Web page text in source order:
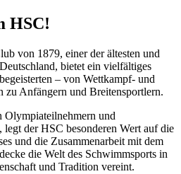
HSC!
von 1879, einer der ältesten und
bietet ein vielfältiges
– von Wettkampf- und
zu Anfängern und Breitensportlern.
Olympiateilnehmern und
der HSC besonderen Wert auf die
und die Zusammenarbeit mit dem
die Welt des Schwimmsports in
und Tradition vereint.